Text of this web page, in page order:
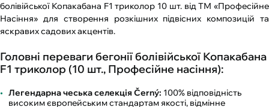
болівійської Копакабана F1 триколор 10 шт. від ТМ «Професійне
Насіння» для створення розкішних підвісних композицій та
яскравих садових акцентів.
Головні переваги бегонії болівійської Копакабана
F1 триколор (10 шт., Професійне насіння):
Легендарна чеська селекція Černý: 100% відповідність
високим європейським стандартам якості, відмінне